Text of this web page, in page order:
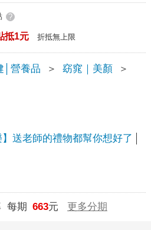
?
抵1元 折抵無上限
│營養品 ＞ 窈窕｜美顏
＞
】送老師的禮物都幫你想好了
每期 663元 更多分期